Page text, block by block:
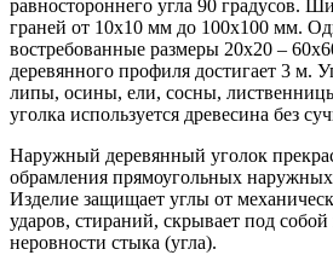
равностороннего угла 90 градусов.
граней от 10х10 мм до 100х100 мм.
востребованные размеры 20х20 –
деревянного профиля достигает 3 м.
липы, осины, ели, сосны,
уголка используется древесина без
Наружный деревянный уголок
обрамления прямоугольных
Изделие защищает углы от
ударов, стираний, скрывает под собой
неровности стыка (угла).